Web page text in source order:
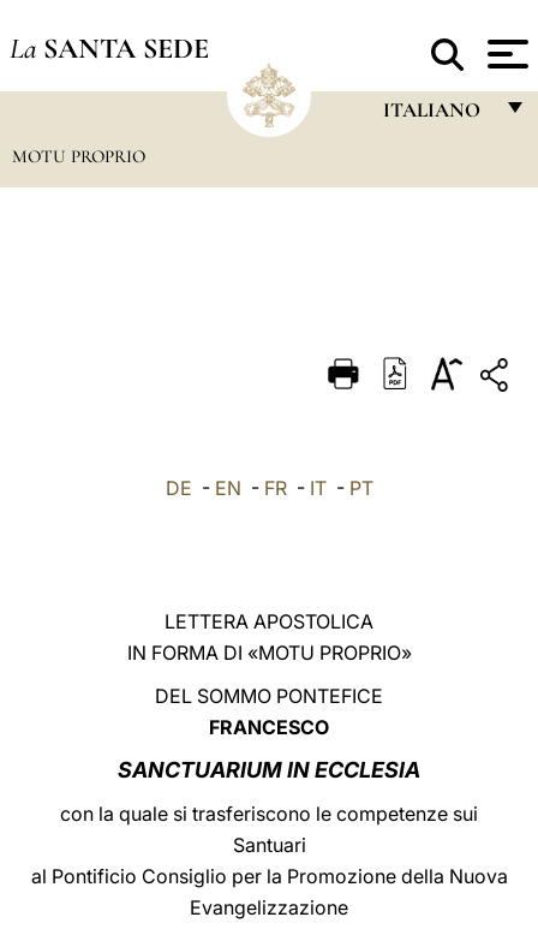
La SANTA SEDE
ITALIANO
DEUTSCH
MOTU PROPRIO
DE - EN - FR- IT- PT
LETTERA APOSTOLICA
IN FORMA DI «MOTU PROPRIO»
DEL SOMMO PONTEFICE
FRANCESCO
SANCTUARIUM IN ECCLESIA
con la quale si trasferiscono le competenze sui
Santuari
al Pontificio Consiglio per la Promozione della Nuova
Evangelizzazione